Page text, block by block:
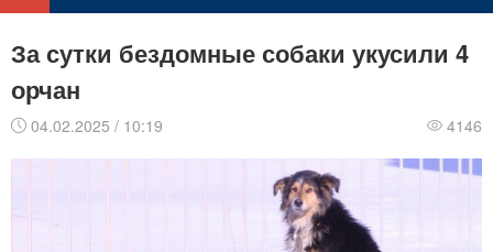
За сутки бездомные собаки укусили 4
орчан
04.02.2025 / 10:19 4146